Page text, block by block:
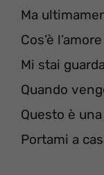
Ma
Cos’è
Mi stai
Quando
Questo è
Portami a